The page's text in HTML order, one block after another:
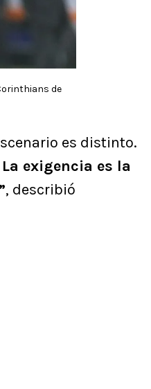
de
es distinto.
exigencia es la
, describió